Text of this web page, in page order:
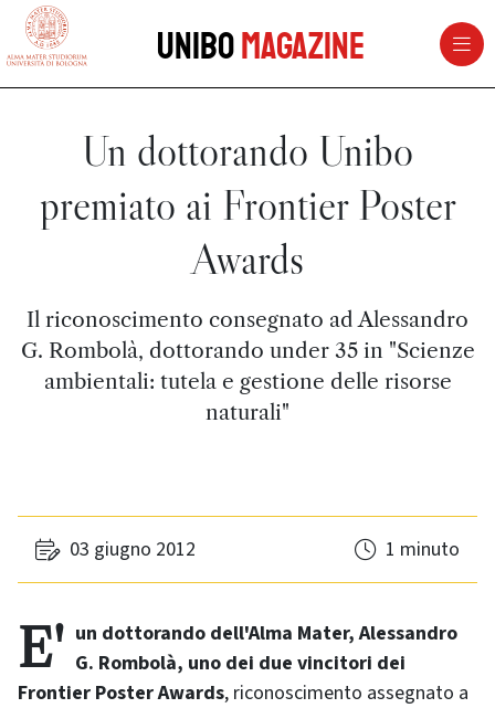
vai al contenuto della pagina
UniboMagazine
Un dottorando Unibo
premiato ai Frontier Poster
Awards
Il riconoscimento consegnato ad Alessandro
G. Rombolà, dottorando under 35 in "Scienze
ambientali: tutela e gestione delle risorse
naturali"
03 giugno 2012 1 minuto
E' un dottorando dell'Alma Mater, Alessandro G. Rombolà, uno dei due vincitori dei
Frontier Poster Awards, riconoscimento assegnato a